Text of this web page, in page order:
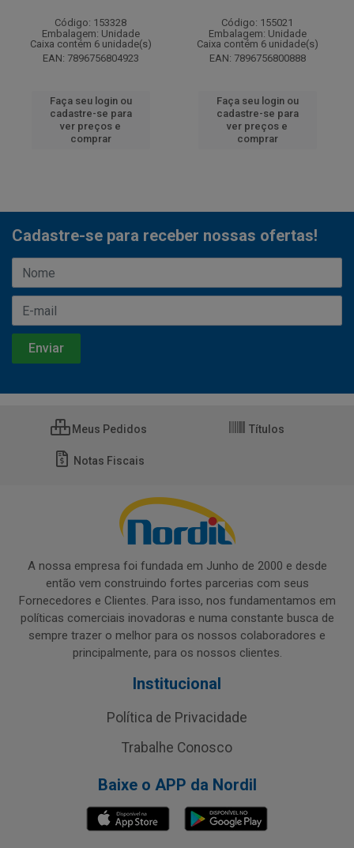
Código: 153328
Embalagem: Unidade
Caixa contém 6 unidade(s)
EAN: 7896756804923
Faça seu login ou
cadastre-se para
ver preços e
comprar
Código: 155021
Embalagem: Unidade
Caixa contém 6 unidade(s)
EAN: 7896756800888
Faça seu login ou
cadastre-se para
ver preços e
comprar
Cadastre-se para receber nossas ofertas!
Meus Pedidos Títulos
Notas Fiscais
A nossa empresa foi fundada em Junho de 2000 e desde
então vem construindo fortes parcerias com seus
Fornecedores e Clientes. Para isso, nos fundamentamos em
políticas comerciais inovadoras e numa constante busca de
sempre trazer o melhor para os nossos colaboradores e
principalmente, para os nossos clientes.
Institucional
Política de Privacidade
Trabalhe Conosco
Baixe o APP da Nordil